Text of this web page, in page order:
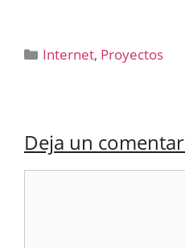
Categorías
Internet, Proyectos
Deja un